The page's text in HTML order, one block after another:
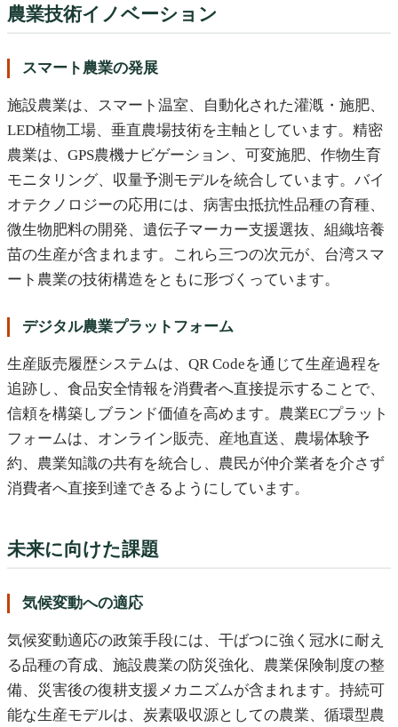
農業技術イノベーション
スマート農業の発展
施設農業は、スマート温室、自動化された灌漑・施肥、
LED植物工場、垂直農場技術を主軸としています。精密
農業は、GPS農機ナビゲーション、可変施肥、作物生育
モニタリング、収量予測モデルを統合しています。バイ
オテクノロジーの応用には、病害虫抵抗性品種の育種、
微生物肥料の開発、遺伝子マーカー支援選抜、組織培養
苗の生産が含まれます。これら三つの次元が、台湾スマ
ート農業の技術構造をともに形づくっています。
デジタル農業プラットフォーム
生産販売履歴システムは、QR Codeを通じて生産過程を
追跡し、食品安全情報を消費者へ直接提示することで、
信頼を構築しブランド価値を高めます。農業ECプラット
フォームは、オンライン販売、産地直送、農場体験予
約、農業知識の共有を統合し、農民が仲介業者を介さず
消費者へ直接到達できるようにしています。
未来に向けた課題
気候変動への適応
気候変動適応の政策手段には、干ばつに強く冠水に耐え
る品種の育成、施設農業の防災強化、農業保険制度の整
備、災害後の復耕支援メカニズムが含まれます。持続可
能な生産モデルは、炭素吸収源としての農業、循環型農